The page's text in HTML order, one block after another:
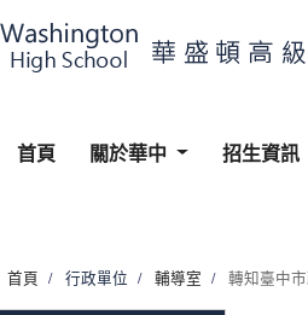
首頁 關於華中 招生資訊
首頁 行政單位 輔導室 轉知臺中